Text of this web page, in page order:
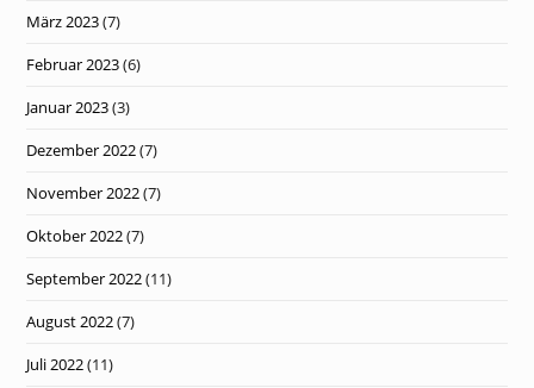
März 2023(7)
Februar 2023(6)
Januar 2023(3)
Dezember 2022(7)
November 2022(7)
Oktober 2022(7)
September 2022(11)
August 2022(7)
Juli 2022(11)